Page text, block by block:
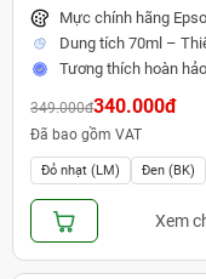
349.000đ340.000đ
Đã bao gồm VAT
Đỏ nhạt (LM) Đen (BK)
Xem